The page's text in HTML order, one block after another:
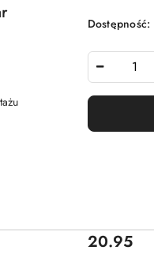
Dostępność:
Cena:
20.95